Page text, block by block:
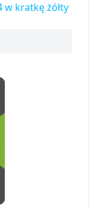
w kratkę żółty